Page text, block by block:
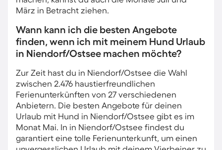
März in Betracht ziehen.
Wann kann ich die besten Angebote
finden, wenn ich mit meinem Hund Urlaub
in Niendorf/Ostsee machen möchte?
Zur Zeit hast du in Niendorf/Ostsee die Wahl
zwischen 2.476 haustierfreundlichen
Ferienunterkünften von 27 verschiedenen
Anbietern. Die besten Angebote für deinen
Urlaub mit Hund in Niendorf/Ostsee gibt es im
Monat Mai. In in Niendorf/Ostsee findest du
garantiert eine tolle Ferienunterkunft, um einen